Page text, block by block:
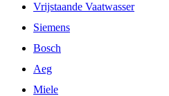
Vrijstaande Vaatwasser
Siemens
Bosch
Aeg
Miele